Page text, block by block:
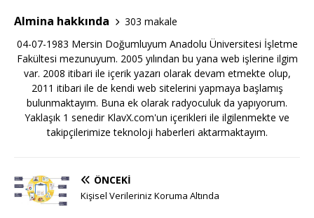
Almina hakkında
303 makale
04-07-1983 Mersin Doğumluyum Anadolu Üniversitesi İşletme
Fakültesi mezunuyum. 2005 yılından bu yana web işlerine ilgim
var. 2008 itibari ile içerik yazarı olarak devam etmekte olup,
2011 itibari ile de kendi web sitelerini yapmaya başlamış
bulunmaktayım. Buna ek olarak radyoculuk da yapıyorum.
Yaklaşık 1 senedir KlavX.com'un içerikleri ile ilgilenmekte ve
takipçilerimize teknoloji haberleri aktarmaktayım.
ÖNCEKI
Kişisel Verileriniz Koruma Altında